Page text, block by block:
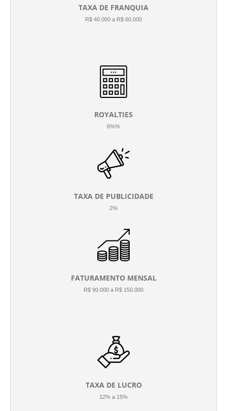
TAXA DE FRANQUIA
R$ 40.000 a R$ 60.000
ROYALTIES
6%%
TAXA DE PUBLICIDADE
2%
FATURAMENTO MENSAL
R$ 90.000 a R$ 150.000
TAXA DE LUCRO
12% a 15%